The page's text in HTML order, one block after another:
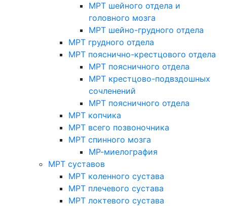
МРТ шейного отдела и
головного мозга
МРТ шейно-грудного отдела
МРТ грудного отдела
МРТ пояснично-крестцового отдела
МРТ поясничного отдела
МРТ крестцово-подвздошных
сочленений
МРТ поясничного отдела
МРТ копчика
МРТ всего позвоночника
МРТ спинного мозга
МР-миелография
МРТ суставов
МРТ коленного сустава
МРТ плечевого сустава
МРТ локтевого сустава